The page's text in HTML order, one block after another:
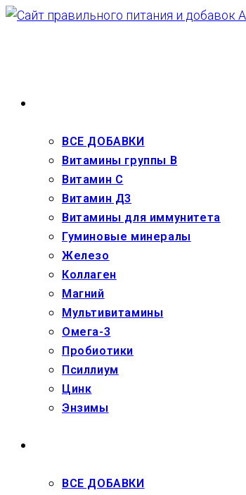
Перейти
ВСЕ ДОБАВКИ
Витамины группы В
Витамин С
Витамин Д3
Витамины для иммунитета
Гуминовые минералы
Железо
Коллаген
Магний
Мультивитамины
Омега-3
Пробиотики
Псиллиум
Цинк
Энзимы
ВСЕ ДОБАВКИ